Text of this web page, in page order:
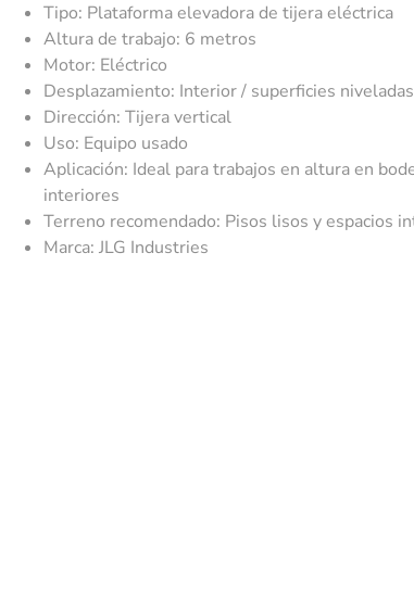
Tipo: Plataforma elevadora de tijera eléctrica
Altura de trabajo: 6 metros
Motor: Eléctrico
Desplazamiento: Interior / superficies niveladas
Dirección: Tijera vertical
Uso: Equipo usado
Aplicación: Ideal para trabajos en altura en
interiores
Terreno recomendado: Pisos lisos y espacios
Marca: JLG Industries